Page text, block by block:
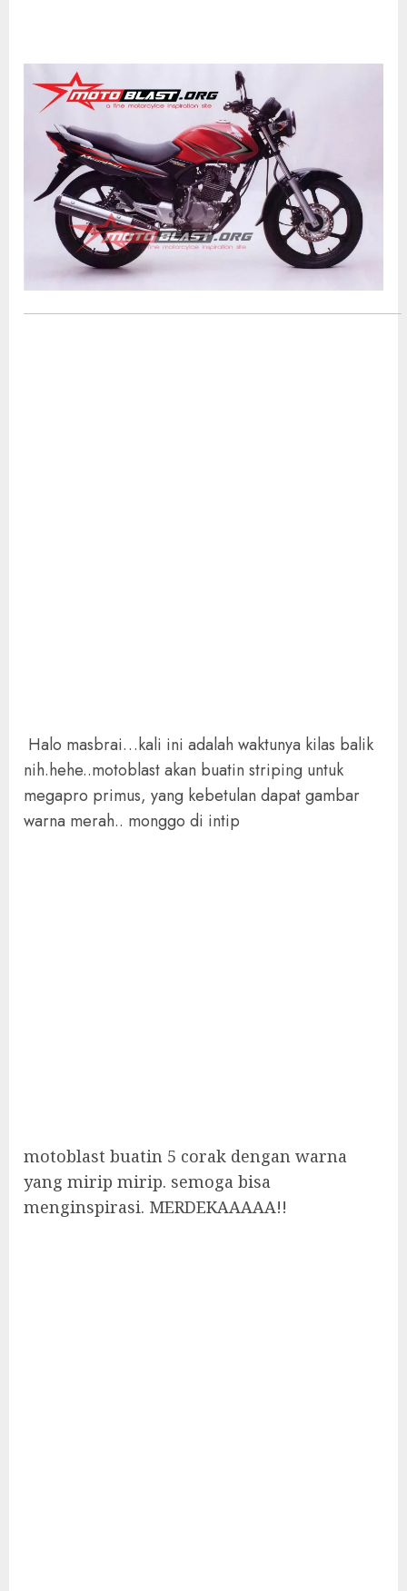
Halo masbrai…kali ini adalah waktunya kilas balik
nih.hehe..motoblast akan buatin striping untuk
megapro primus, yang kebetulan dapat gambar
warna merah.. monggo di intip
motoblast buatin 5 corak dengan warna
yang mirip mirip. semoga bisa
menginspirasi. MERDEKAAAAA!!